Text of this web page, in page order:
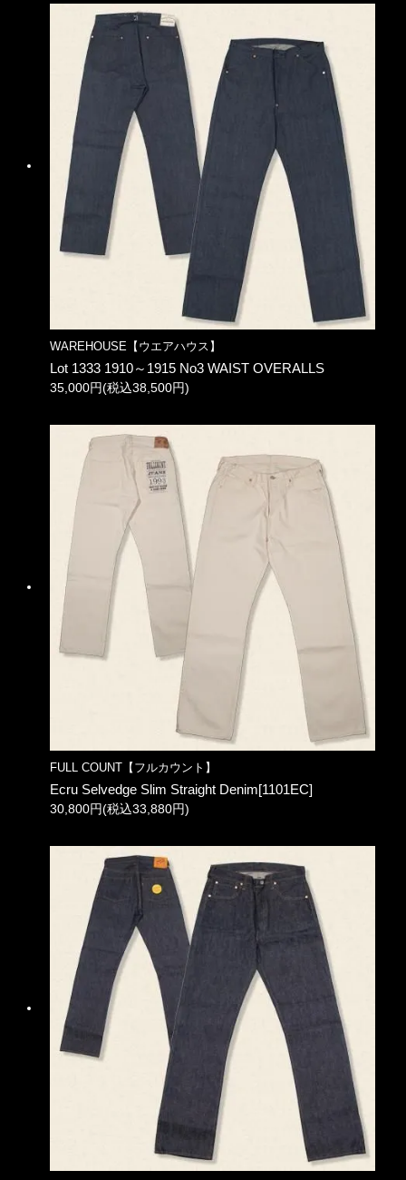
WAREHOUSE【ウエアハウス】
Lot 1333 1910～1915 No3 WAIST OVERALLS
35,000円(税込38,500円)
FULL COUNT【フルカウント】
Ecru Selvedge Slim Straight Denim[1101EC]
30,800円(税込33,880円)